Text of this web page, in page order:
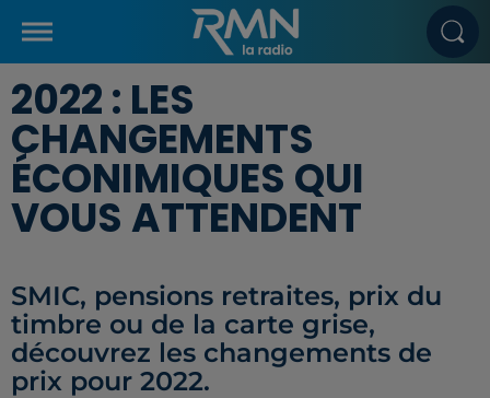
2022 : LES
CHANGEMENTS
ÉCONIMIQUES QUI
VOUS ATTENDENT
SMIC, pensions retraites, prix du
timbre ou de la carte grise,
découvrez les changements de
prix pour 2022.